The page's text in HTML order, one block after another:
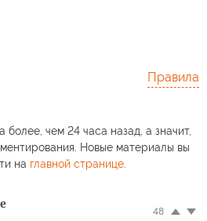
Правила
более, чем 24 часа назад, а значит,
Новые материалы вы
на главной странице.
48